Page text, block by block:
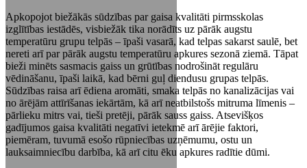
Apkopojot biežākās sūdzības par gaisa kvalitāti pirmsskolas
izglītības iestādēs, visbiežāk tika norādīts uz pārāk augstu
temperatūru grupu telpās – īpaši vasarā, kad telpas sakarst saulē, bet
nereti arī par pārāk augstu temperatūru apkures sezonā ziemā. Tāpat
bieži minēts sasmacis gaiss un grūtības nodrošināt regulāru
vēdināšanu, īpaši laikā, kad bērni guļ diendusu grupas telpās.
Sūdzības raisa arī ēdiena aromāti, smaka telpās no kanalizācijas vai
no ārējām attīrīšanas iekārtām, kā arī neatbilstošs mitruma līmenis –
pārlieku mitrs vai, tieši pretēji, pārāk sauss gaiss. Atsevišķos
gadījumos gaisa kvalitāti negatīvi ietekmē arī ārējie faktori,
piemēram, tuvumā esošo rūpniecības uzņēmumu, ostu un
lauksaimniecību darbība, kā arī citu ēku apkures radītie dūmi.